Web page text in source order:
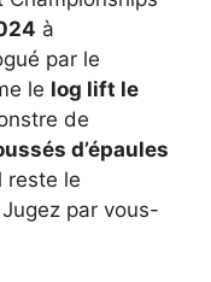
à
par le
le log lift le
de
d’épaules
reste le
par vous-